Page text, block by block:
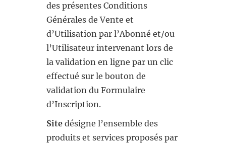
des présentes Conditions
Générales de Vente et
d’Utilisation par l’Abonné et/ou
l’Utilisateur intervenant lors de
la validation en ligne par un clic
effectué sur le bouton de
validation du Formulaire
d’Inscription.
Site désigne l’ensemble des
produits et services proposés par